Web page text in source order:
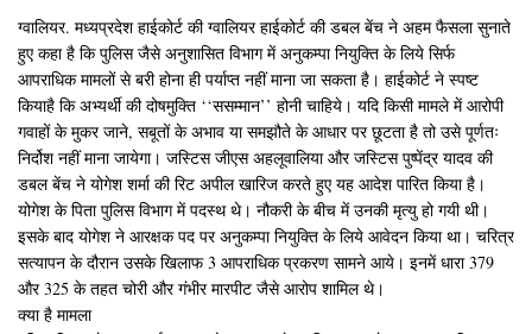
ग्वालियर. मध्यप्रदेश हाईकोर्ट की ग्वालियर हाईकोर्ट की डबल बेंच ने अहम फैसला सुनाते
हुए कहा है कि पुलिस जैसे अनुशासित विभाग में अनुकम्पा नियुक्ति के लिये सिर्फ
आपराधिक मामलों से बरी होना ही पर्याप्त नहीं माना जा सकता है। हाईकोर्ट ने स्पष्ट
कियाहै कि अभ्यर्थी की दोषमुक्ति ‘‘ससम्मान’’ होनी चाहिये। यदि किसी मामले में आरोपी
गवाहों के मुकर जाने, सबूतों के अभाव या समझौते के आधार पर छूटता है तो उसे पूर्णतः
निर्दोश नहीं माना जायेगा। जस्टिस जीएस अहलूवालिया और जस्टिस पुष्पेंद्र यादव की
डबल बेंच ने योगेश शर्मा की रिट अपील खारिज करते हुए यह आदेश पारित किया है।
योगेश के पिता पुलिस विभाग में पदस्थ थे। नौकरी के बीच में उनकी मृत्यु हो गयी थी।
इसके बाद योगेश ने आरक्षक पद पर अनुकम्पा नियुक्ति के लिये आवेदन किया था। चरित्र
सत्यापन के दौरान उसके खिलाफ 3 आपराधिक प्रकरण सामने आये। इनमें धारा 379
और 325 के तहत चोरी और गंभीर मारपीट जैसे आरोप शामिल थे।
क्या है मामला